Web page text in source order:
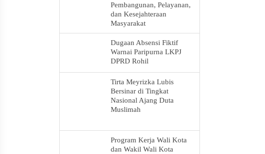
Pembangunan, Pelayanan,
dan Kesejahteraan
Masyarakat
Dugaan Absensi Fiktif
Warnai Paripurna LKPJ
DPRD Rohil
Tirta Meyrizka Lubis
Bersinar di Tingkat
Nasional Ajang Duta
Muslimah
Program Kerja Wali Kota
dan Wakil Wali Kota